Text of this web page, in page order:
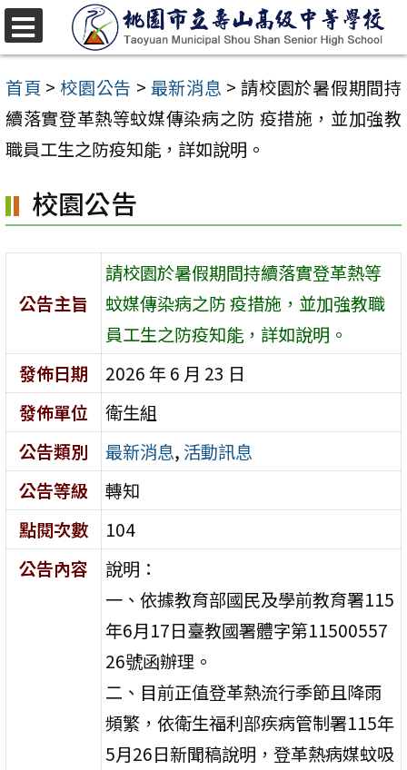
跳
至
主
要
內
區
首頁 > 校園公告 > 最新消息 > 請校園於暑假期間持
續落實登革熱等蚊媒傳染病之防 疫措施，並加強教
職員工生之防疫知能，詳如說明。
校園公告
公告主旨
請校園於暑假期間持續落實登革熱等
蚊媒傳染病之防 疫措施，並加強教職
員工生之防疫知能，詳如說明。
發佈日期
2026 年 6 月 23 日
發佈單位
衛生組
公告類別
最新消息, 活動訊息
公告等級
轉知
點閱次數
104
公告內容
說明：
一、依據教育部國民及學前教育署115
年6月17日臺教國署體字第11500557
26號函辦理。
二、目前正值登革熱流行季節且降雨
頻繁，依衛生福利部疾病管制署115年
5月26日新聞稿說明，登革熱病媒蚊吸
選
單